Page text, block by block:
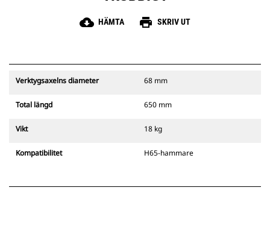
cloud_download HÄMTA print SKRIV UT
Verktygsaxelns diameter 68 mm
Total längd 650 mm
Vikt 18 kg
Kompatibilitet H65-hammare